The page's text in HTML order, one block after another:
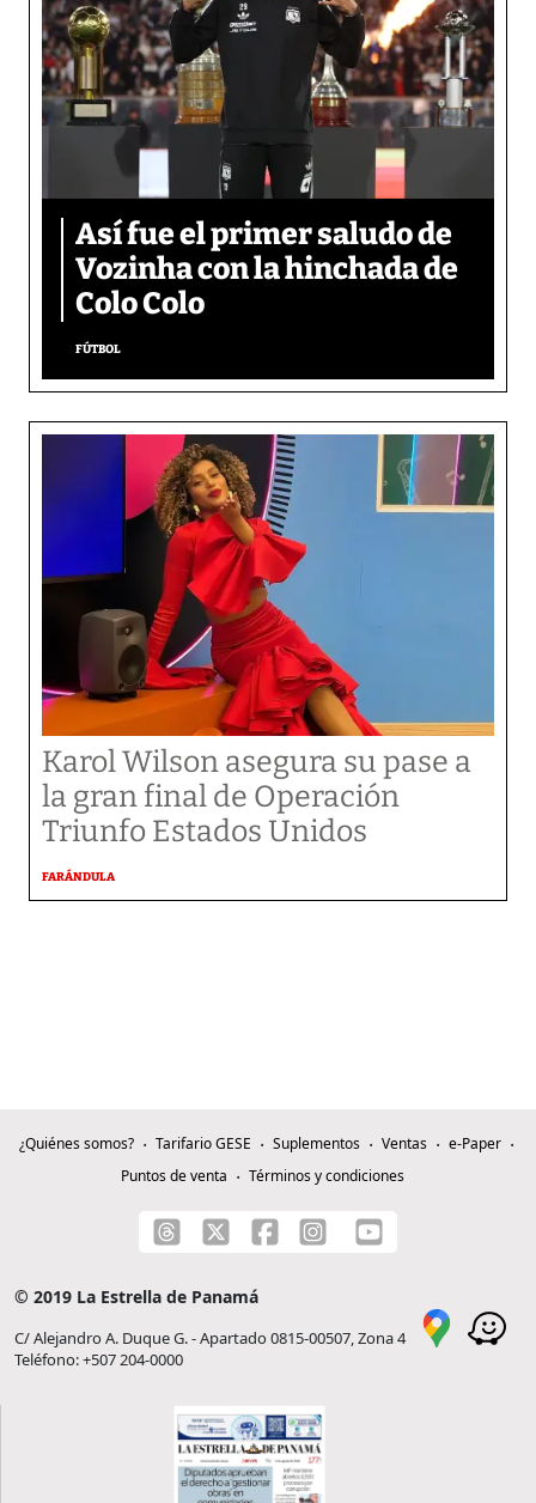
Así fue el primer saludo de
Vozinha con la hinchada de
Colo Colo
FÚTBOL
Karol Wilson asegura su pase a
la gran final de Operación
Triunfo Estados Unidos
FARÁNDULA
¿Quiénes somos? Tarifario GESE Suplementos Ventas
e-Paper
Puntos de venta
Términos y condiciones
© 2019 La Estrella de Panamá
C/ Alejandro A. Duque G. - Apartado 0815-00507, Zona 4
Teléfono: +507 204-0000